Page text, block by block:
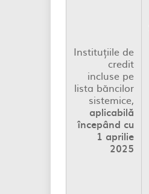
Instituțiile de
credit
incluse pe
lista băncilor
sistemice,
aplicabilă
începând cu
1 aprilie
2025